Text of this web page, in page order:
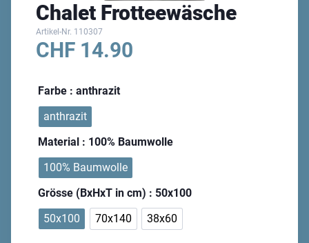
Chalet Frotteewäsche
Artikel-Nr. 110307
CHF 14.90
Farbe : anthrazit
anthrazit
Material : 100% Baumwolle
100% Baumwolle
Grösse (BxHxT in cm) : 50x100
50x100
70x140 38x60